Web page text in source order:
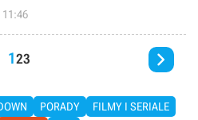
zawartości i motywów
odbiorcy.
11:46
123 
PORADY
FILMY I SERIALE